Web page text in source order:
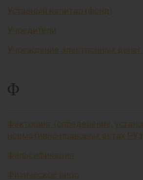
Уставный капитал (фонд)
Учредители
Учреждение электронных денег
Ф
Факторинг (определение,
нормативно-правовых актах
Фальсификация
Физическое лицо